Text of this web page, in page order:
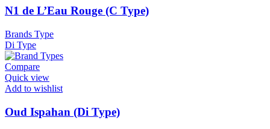
N1 de L’Eau Rouge (C Type)
Brands Type
Di Type
Compare
Quick view
Add to wishlist
Oud Ispahan (Di Type)